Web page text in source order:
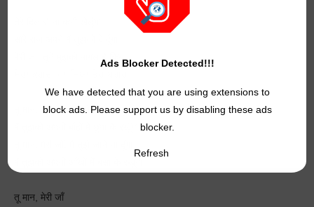
तू मान, मेरी जाँ, मैं तुझे जाने ना दूँगा
तू मान, मेरी जाँ
Ads Blocker Detected!!!
We have detected that you are using extensions to
block ads. Please support us by disabling these ads
blocker.
Refresh